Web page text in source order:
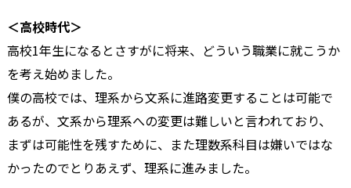
＜高校時代＞
高校1年生になるとさすがに将来、どういう職業に就こうか
を考え始めました。
僕の高校では、理系から文系に進路変更することは可能で
あるが、文系から理系への変更は難しいと言われており、
まずは可能性を残すために、また理数系科目は嫌いではな
かったのでとりあえず、理系に進みました。